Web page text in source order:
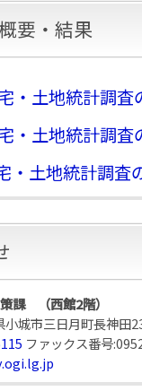
要・結果
・土地統計調査
・土地統計調査
・土地統計調査
課 （西館2階）
城市三日月町長神田
ファックス番号: